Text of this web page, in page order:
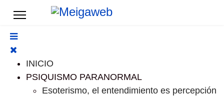
INICIO
PSIQUISMO PARANORMAL
Esoterismo, el entendimiento es percepción